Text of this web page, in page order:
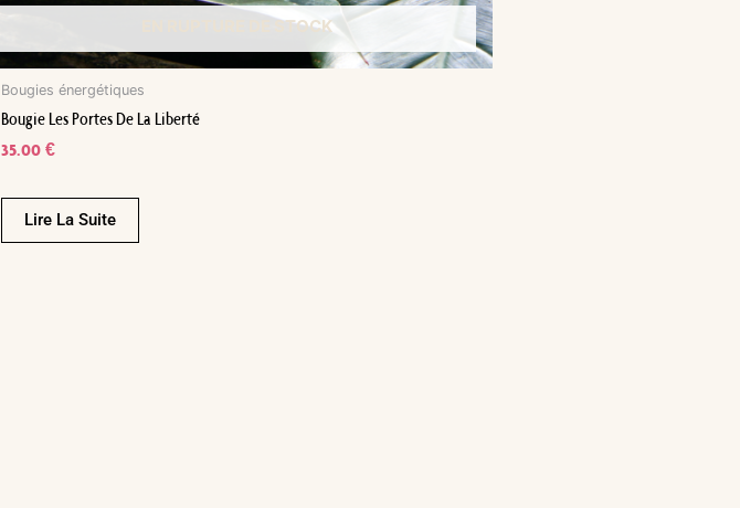
EN RUPTURE DE STOCK
Bougies énergétiques
Bougie Les Portes De La Liberté
35.00 €
Lire La Suite